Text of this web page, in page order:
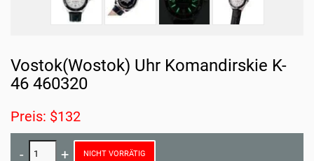
Vostok(Wostok) Uhr Komandirskie K-
46 460320
Preis: $132
NICHT VORRÄTIG